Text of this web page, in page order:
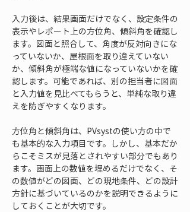
入力後は、結果画面だけでなく、設定条件の
表示やレポート上の方位角、傾斜角を確認し
ます。図面と照合して、角度が反対向きにな
っていないか、屋根面を取り違えていない
か、傾斜角が極端な値になっていないかを確
認します。可能であれば、別の担当者に図面
と入力値を見比べてもらうと、単純な取り違
えを防ぎやすくなります。
方位角と傾斜角は、PVsystの使い方の中で
も基本的な入力項目です。しかし、基本だか
らこそミスが見落とされやすい部分でもあり
ます。画面上の数値を埋めるだけでなく、そ
の数値がどの図面、どの現地条件、どの設計
方針に基づいているのかを説明できるように
しておくことが大切です。